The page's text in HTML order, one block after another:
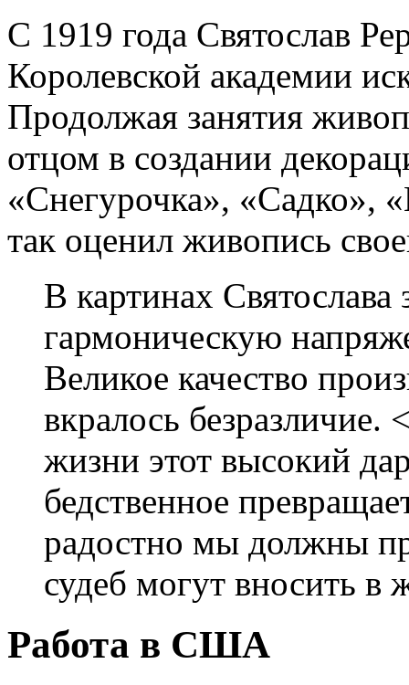
С 1919 года Святослав
Королевской академии
Продолжая занятия
отцом в создании
«Снегурочка», «Садко»,
так оценил живопись
В картинах
гармоническую
Великое качество
вкралось
жизни этот высокий
бедственное
радостно мы должны
судеб могут вносить в
Работа в США